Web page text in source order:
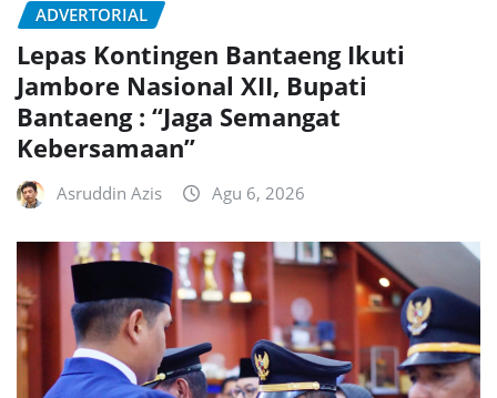
ADVERTORIAL
Lepas Kontingen Bantaeng Ikuti
Jambore Nasional XII, Bupati
Bantaeng : “Jaga Semangat
Kebersamaan”
Asruddin Azis Agu 6, 2026